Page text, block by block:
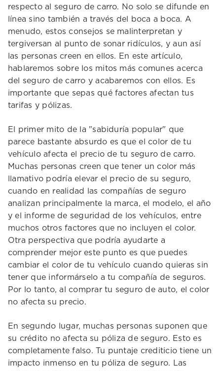
respecto al seguro de carro. No solo se difunde en
línea sino también a través del boca a boca. A
menudo, estos consejos se malinterpretan y
tergiversan al punto de sonar ridículos, y aun así
las personas creen en ellos. En este artículo,
hablaremos sobre los mitos más comunes acerca
del seguro de carro y acabaremos con ellos. Es
importante que sepas qué factores afectan tus
tarifas y pólizas.
El primer mito de la "sabiduría popular" que
parece bastante absurdo es que el color de tu
vehículo afecta el precio de tu seguro de carro.
Muchas personas creen que tener un color más
llamativo podría elevar el precio de su seguro,
cuando en realidad las compañías de seguro
analizan principalmente la marca, el modelo, el año
y el informe de seguridad de los vehículos, entre
muchos otros factores que no incluyen el color.
Otra perspectiva que podría ayudarte a
comprender mejor este punto es que puedes
cambiar el color de tu vehículo cuando quieras sin
tener que informárselo a tu compañía de seguros.
Por lo tanto, al comprar tu seguro de auto, el color
no afecta su precio.
En segundo lugar, muchas personas suponen que
su crédito no afecta su póliza de seguro. Esto es
completamente falso. Tu puntaje crediticio tiene un
impacto inmenso en tu póliza de seguro. Las